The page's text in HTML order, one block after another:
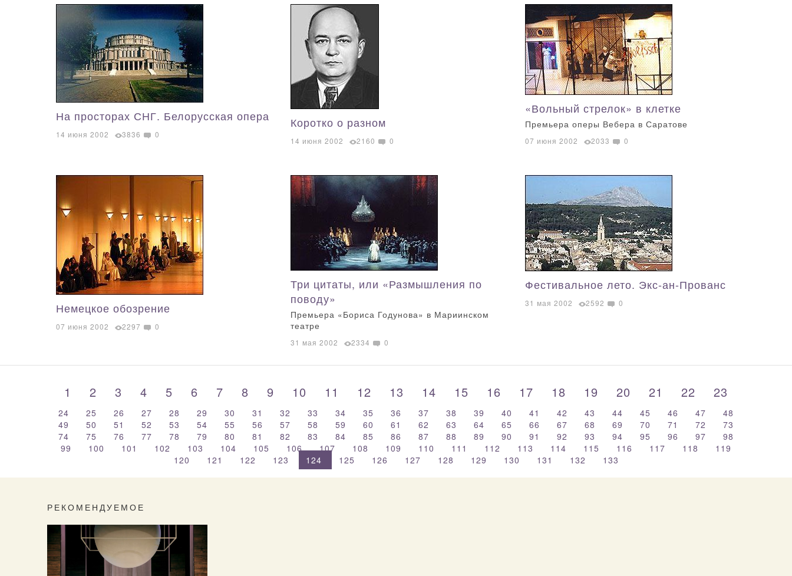
На просторах СНГ. Белорусская опера
14 июня 2002 3836 0
Коротко о разном
14 июня 2002 2160 0
«Вольный стрелок» в клетке
Премьера оперы Вебера в Саратове
07 июня 2002 2033 0
Немецкое обозрение
07 июня 2002 2297 0
Три цитаты, или «Размышления по
поводу»
Премьера «Бориса Годунова» в Мариинском
театре
31 мая 2002 2334 0
Фестивальное лето. Экс-ан-Прованс
31 мая 2002 2592 0
1 2 3 4 5 6 7 8 9 10 11 12 13 14 15 16 17 18 19 20 21 22 23
24 25 26 27 28 29 30 31 32 33 34 35 36 37 38 39 40 41 42 43 44 45 46 47
48
49
50 51 52 53 54 55 56 57 58 59 60 61 62 63 64 65 66 67 68 69 70 71 72
73
74
75 76 77 78 79 80 81 82 83 84 85 86 87 88 89 90 91 92 93 94 95 96 97
98
99
100 101 102 103 104 105 106 107 108 109 110 111 112 113 114 115 116 117 118
119
120
121 122 123 124 125 126 127 128 129 130 131 132 133
РЕКОМЕНДУЕМОЕ